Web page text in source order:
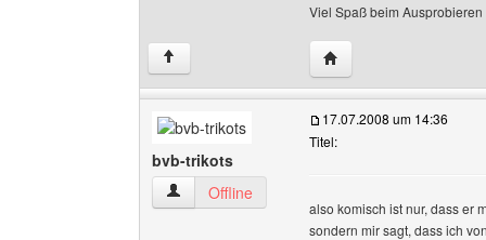
Viel Spaß beim Ausprobieren
↑ Website dieses
bvb-trikots
bvb-trikots Benutzer-Profile anzeigen
Offline
17.07.2008 um 14:36
Titel:
also komisch ist nur, dass er
sondern mir sagt, dass ich